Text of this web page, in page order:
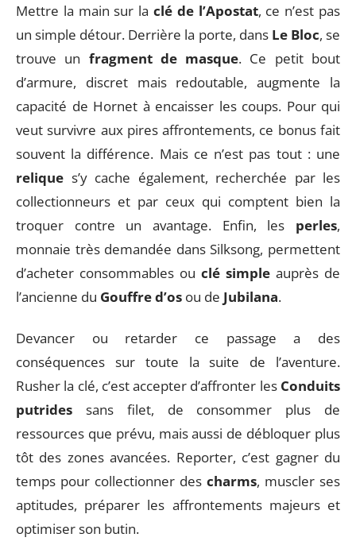
Mettre la main sur la clé de l’Apostat, ce n’est pas
un simple détour. Derrière la porte, dans Le Bloc, se
trouve un fragment de masque. Ce petit bout
d’armure, discret mais redoutable, augmente la
capacité de Hornet à encaisser les coups. Pour qui
veut survivre aux pires affrontements, ce bonus fait
souvent la différence. Mais ce n’est pas tout : une
relique s’y cache également, recherchée par les
collectionneurs et par ceux qui comptent bien la
troquer contre un avantage. Enfin, les perles,
monnaie très demandée dans Silksong, permettent
d’acheter consommables ou clé simple auprès de
l’ancienne du Gouffre d’os ou de Jubilana.
Devancer ou retarder ce passage a des
conséquences sur toute la suite de l’aventure.
Rusher la clé, c’est accepter d’affronter les Conduits
putrides sans filet, de consommer plus de
ressources que prévu, mais aussi de débloquer plus
tôt des zones avancées. Reporter, c’est gagner du
temps pour collectionner des charms, muscler ses
aptitudes, préparer les affrontements majeurs et
optimiser son butin.